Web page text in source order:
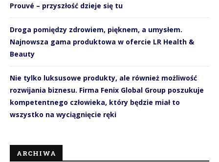
Prouvé – przyszłość dzieje się tu
Droga pomiędzy zdrowiem, pięknem, a umysłem.
Najnowsza gama produktowa w ofercie LR Health &
Beauty
Nie tylko luksusowe produkty, ale również możliwość
rozwijania biznesu. Firma Fenix Global Group poszukuje
kompetentnego człowieka, który będzie miał to
wszystko na wyciągnięcie ręki
ARCHIWA